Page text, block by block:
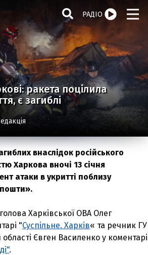
РАДІО
ракета поцілила
є загиблі
внаслідок російського
Харкова вночі 13 січня
атаки в укритті поблизу
Харківської ОВА Олег
"Суспільне. Харків« та речник ГУ
області Євген Василенко у коментарі
.